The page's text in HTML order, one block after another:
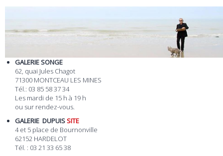
GALERIE SONGE
62, quai Jules Chagot
71300 MONTCEAU LES MINES
Tél.: 03 85 58 37 34
Les mardi de 15 h à 19 h
ou sur rendez-vous.
GALERIE DUPUISSITE
4 et 5 place de Bournonville
62152 HARDELOT
Tél. : 03 21 33 65 38